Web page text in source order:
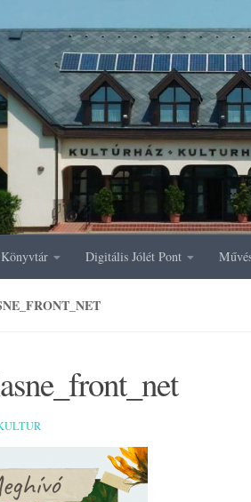
Könyvtár Digitális Jólét Pont